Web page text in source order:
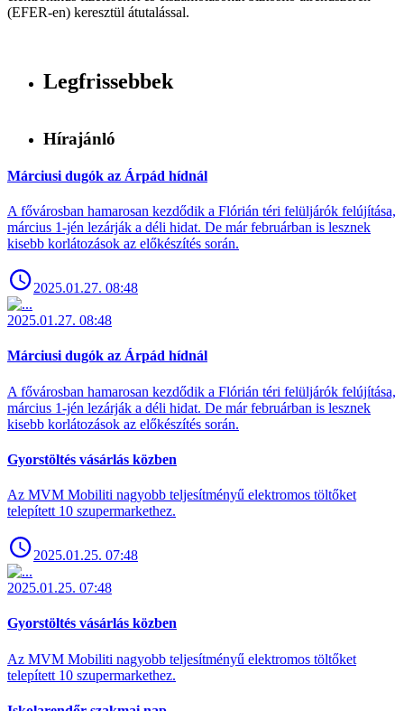
(EFER-en) keresztül átutalással.
Legfrissebbek
Hírajánló
Márciusi dugók az Árpád hídnál
A fővárosban hamarosan kezdődik a Flórián téri felüljárók felújítása,
március 1-jén lezárják a déli hidat. De már februárban is lesznek
kisebb korlátozások az előkészítés során.
2025.01.27. 08:48
2025.01.27. 08:48
Márciusi dugók az Árpád hídnál
A fővárosban hamarosan kezdődik a Flórián téri felüljárók felújítása,
március 1-jén lezárják a déli hidat. De már februárban is lesznek
kisebb korlátozások az előkészítés során.
Gyorstöltés vásárlás közben
Az MVM Mobiliti nagyobb teljesítményű elektromos töltőket
telepített 10 szupermarkethez.
2025.01.25. 07:48
2025.01.25. 07:48
Gyorstöltés vásárlás közben
Az MVM Mobiliti nagyobb teljesítményű elektromos töltőket
telepített 10 szupermarkethez.